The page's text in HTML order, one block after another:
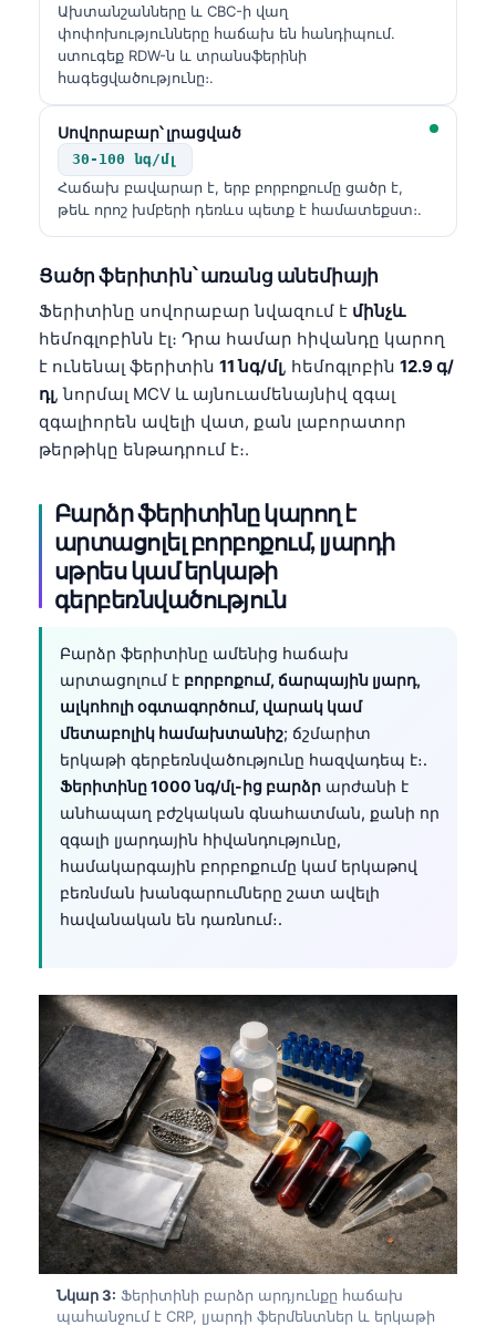
Ախտանշանները և CBC-ի վաղ
փոփոխությունները հաճախ են հանդիպում.
ստուգեք RDW-ն և տրանսֆերինի
հագեցվածությունը։.
Սովորաբար՝ լրացված
30-100 նգ/մլ
Հաճախ բավարար է, երբ բորբոքումը ցածր է,
թեև որոշ խմբերի դեռևս պետք է համատեքստ։.
Ցածր ֆերիտին՝ առանց անեմիայի
Ֆերիտինը սովորաբար նվազում է մինչև
հեմոգլոբինն էլ։ Դրա համար հիվանդը կարող
է ունենալ ֆերիտին 11 նգ/մլ, հեմոգլոբին 12.9 գ/
դլ, նորմալ MCV և այնուամենայնիվ զգալ
զգալիորեն ավելի վատ, քան լաբորատոր
թերթիկը ենթադրում է։.
Բարձր ֆերիտինը կարող է
արտացոլել բորբոքում, լյարդի
սթրես կամ երկաթի
գերբեռնվածություն
Բարձր ֆերիտինը ամենից հաճախ
արտացոլում է բորբոքում, ճարպային լյարդ,
ալկոհոլի օգտագործում, վարակ կամ
մետաբոլիկ համախտանիշ; ճշմարիտ
երկաթի գերբեռնվածությունը հազվադեպ է։.
Ֆերիտինը 1000 նգ/մլ-ից բարձր արժանի է
անհապաղ բժշկական գնահատման, քանի որ
զգալի լյարդային հիվանդությունը,
համակարգային բորբոքումը կամ երկաթով
բեռնման խանգարումները շատ ավելի
հավանական են դառնում։.
Նկար 3: Ֆերիտինի բարձր արդյունքը հաճախ
պահանջում է CRP, լյարդի ֆերմենտներ և երկաթի